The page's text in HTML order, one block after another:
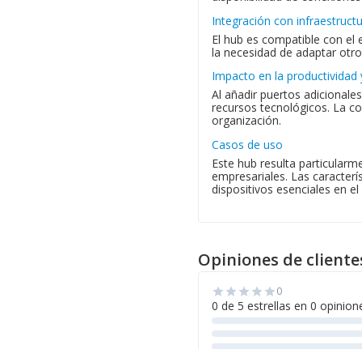
Integración con
El hub es compatible con el
la necesidad de adaptar
Impacto en la
Al añadir puertos
recursos tecnológicos. La
organización.
Casos de uso
Este hub resulta
empresariales. Las
dispositivos esenciales en
Opiniones de
star star star star star0
0 de 5 estrellas en 0